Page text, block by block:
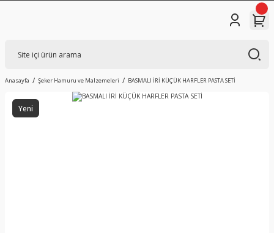
Anasayfa Şeker Hamuru ve Malzemeleri BASMALI İRİ KÜÇÜK HARFLER PASTA SETİ
Yeni